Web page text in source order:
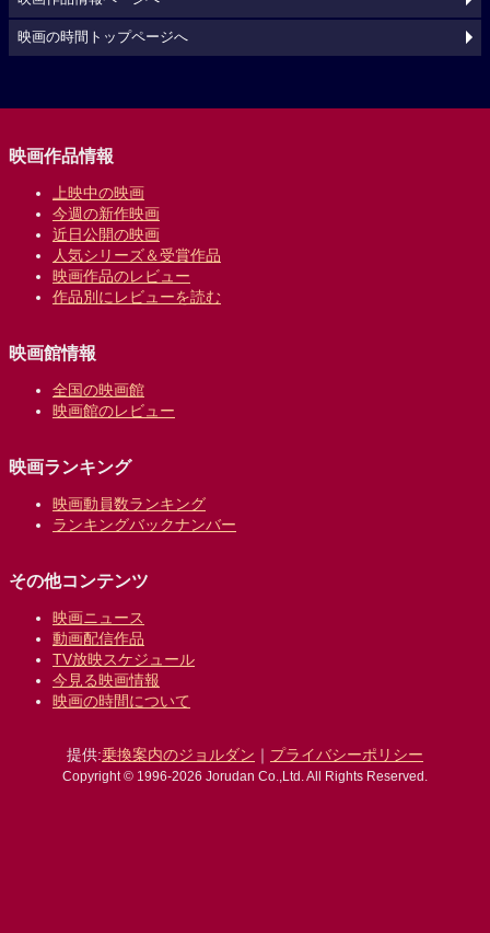
映画の時間トップページへ
映画作品情報
上映中の映画
今週の新作映画
近日公開の映画
人気シリーズ＆受賞作品
映画作品のレビュー
作品別にレビューを読む
映画館情報
全国の映画館
映画館のレビュー
映画ランキング
映画動員数ランキング
ランキングバックナンバー
その他コンテンツ
映画ニュース
動画配信作品
TV放映スケジュール
今見る映画情報
映画の時間について
提供:乗換案内のジョルダン ｜ プライバシーポリシー
Copyright © 1996-2026 Jorudan Co.,Ltd. All Rights Reserved.